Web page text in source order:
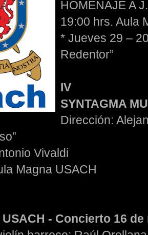
HOMENAJE A
19:00 hrs. Aula
* Jueves 29 –
Redentor”
IV
SYNTAGMA
Dirección:
Vivaldi
Magna USACH
USACH - Concierto 16 de